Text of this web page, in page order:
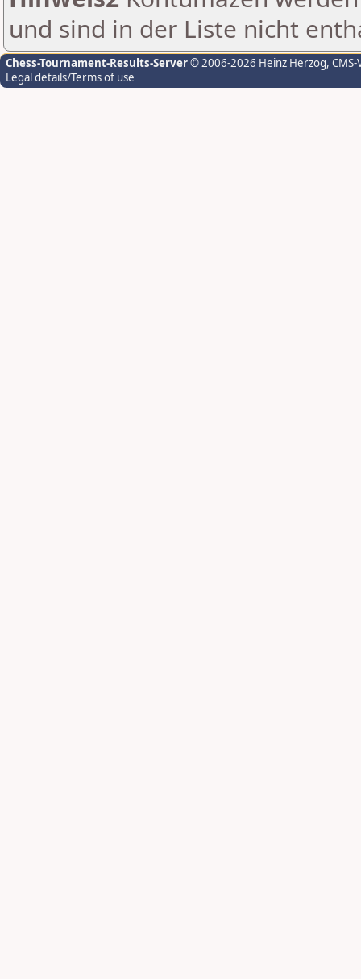
und sind in der Liste nicht
Chess-Tournament-Results-Server© 2006-2026 Heinz Herzog,
Legal details/Terms of use